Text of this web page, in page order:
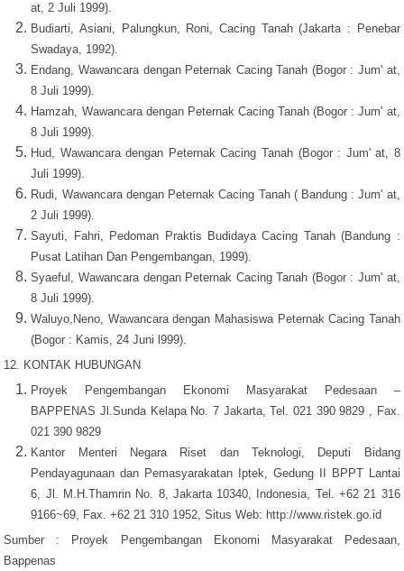
at, 2 Juli 1999).
Budiarti, Asiani, Palungkun, Roni, Cacing Tanah (Jakarta : Penebar
Swadaya, 1992).
Endang, Wawancara dengan Peternak Cacing Tanah (Bogor : Jum' at,
8 Juli 1999).
Hamzah, Wawancara dengan Peternak Cacing Tanah (Bogor : Jum' at,
8 Juli 1999).
Hud, Wawancara dengan Peternak Cacing Tanah (Bogor : Jum' at, 8
Juli 1999).
Rudi, Wawancara dengan Peternak Cacing Tanah ( Bandung : Jum' at,
2 Juli 1999).
Sayuti, Fahri, Pedoman Praktis Budidaya Cacing Tanah (Bandung :
Pusat Latihan Dan Pengembangan, 1999).
Syaeful, Wawancara dengan Peternak Cacing Tanah (Bogor : Jum' at,
8 Juli 1999).
Waluyo,Neno, Wawancara dengan Mahasiswa Peternak Cacing Tanah
(Bogor : Kamis, 24 Juni l999).
12. KONTAK HUBUNGAN
Proyek Pengembangan Ekonomi Masyarakat Pedesaan –
BAPPENAS Jl.Sunda Kelapa No. 7 Jakarta, Tel. 021 390 9829 , Fax.
021 390 9829
Kantor Menteri Negara Riset dan Teknologi, Deputi Bidang
Pendayagunaan dan Pemasyarakatan Iptek, Gedung II BPPT Lantai
6, Jl. M.H.Thamrin No. 8, Jakarta 10340, Indonesia, Tel. +62 21 316
9166~69, Fax. +62 21 310 1952, Situs Web: http://www.ristek.go.id
Sumber : Proyek Pengembangan Ekonomi Masyarakat Pedesaan,
Bappenas